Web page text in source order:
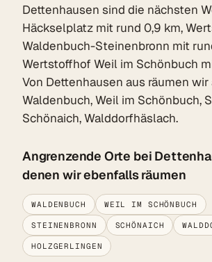
Dettenhausen sind die nächsten
Häckselplatz mit rund 0,9 km,
Waldenbuch-Steinenbronn mit
Wertstoffhof Weil im Schönbuch
Von Dettenhausen aus räumen wir
Waldenbuch, Weil im Schönbuch,
Schönaich, Walddorfhäslach.
Angrenzende Orte bei
denen wir ebenfalls räumen
WALDENBUCH WEIL IM SCHÖNBUCH
STEINENBRONN SCHÖNAICH
HOLZGERLINGEN